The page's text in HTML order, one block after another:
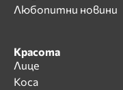
Любопитни новини
Красота
Лице
Коса